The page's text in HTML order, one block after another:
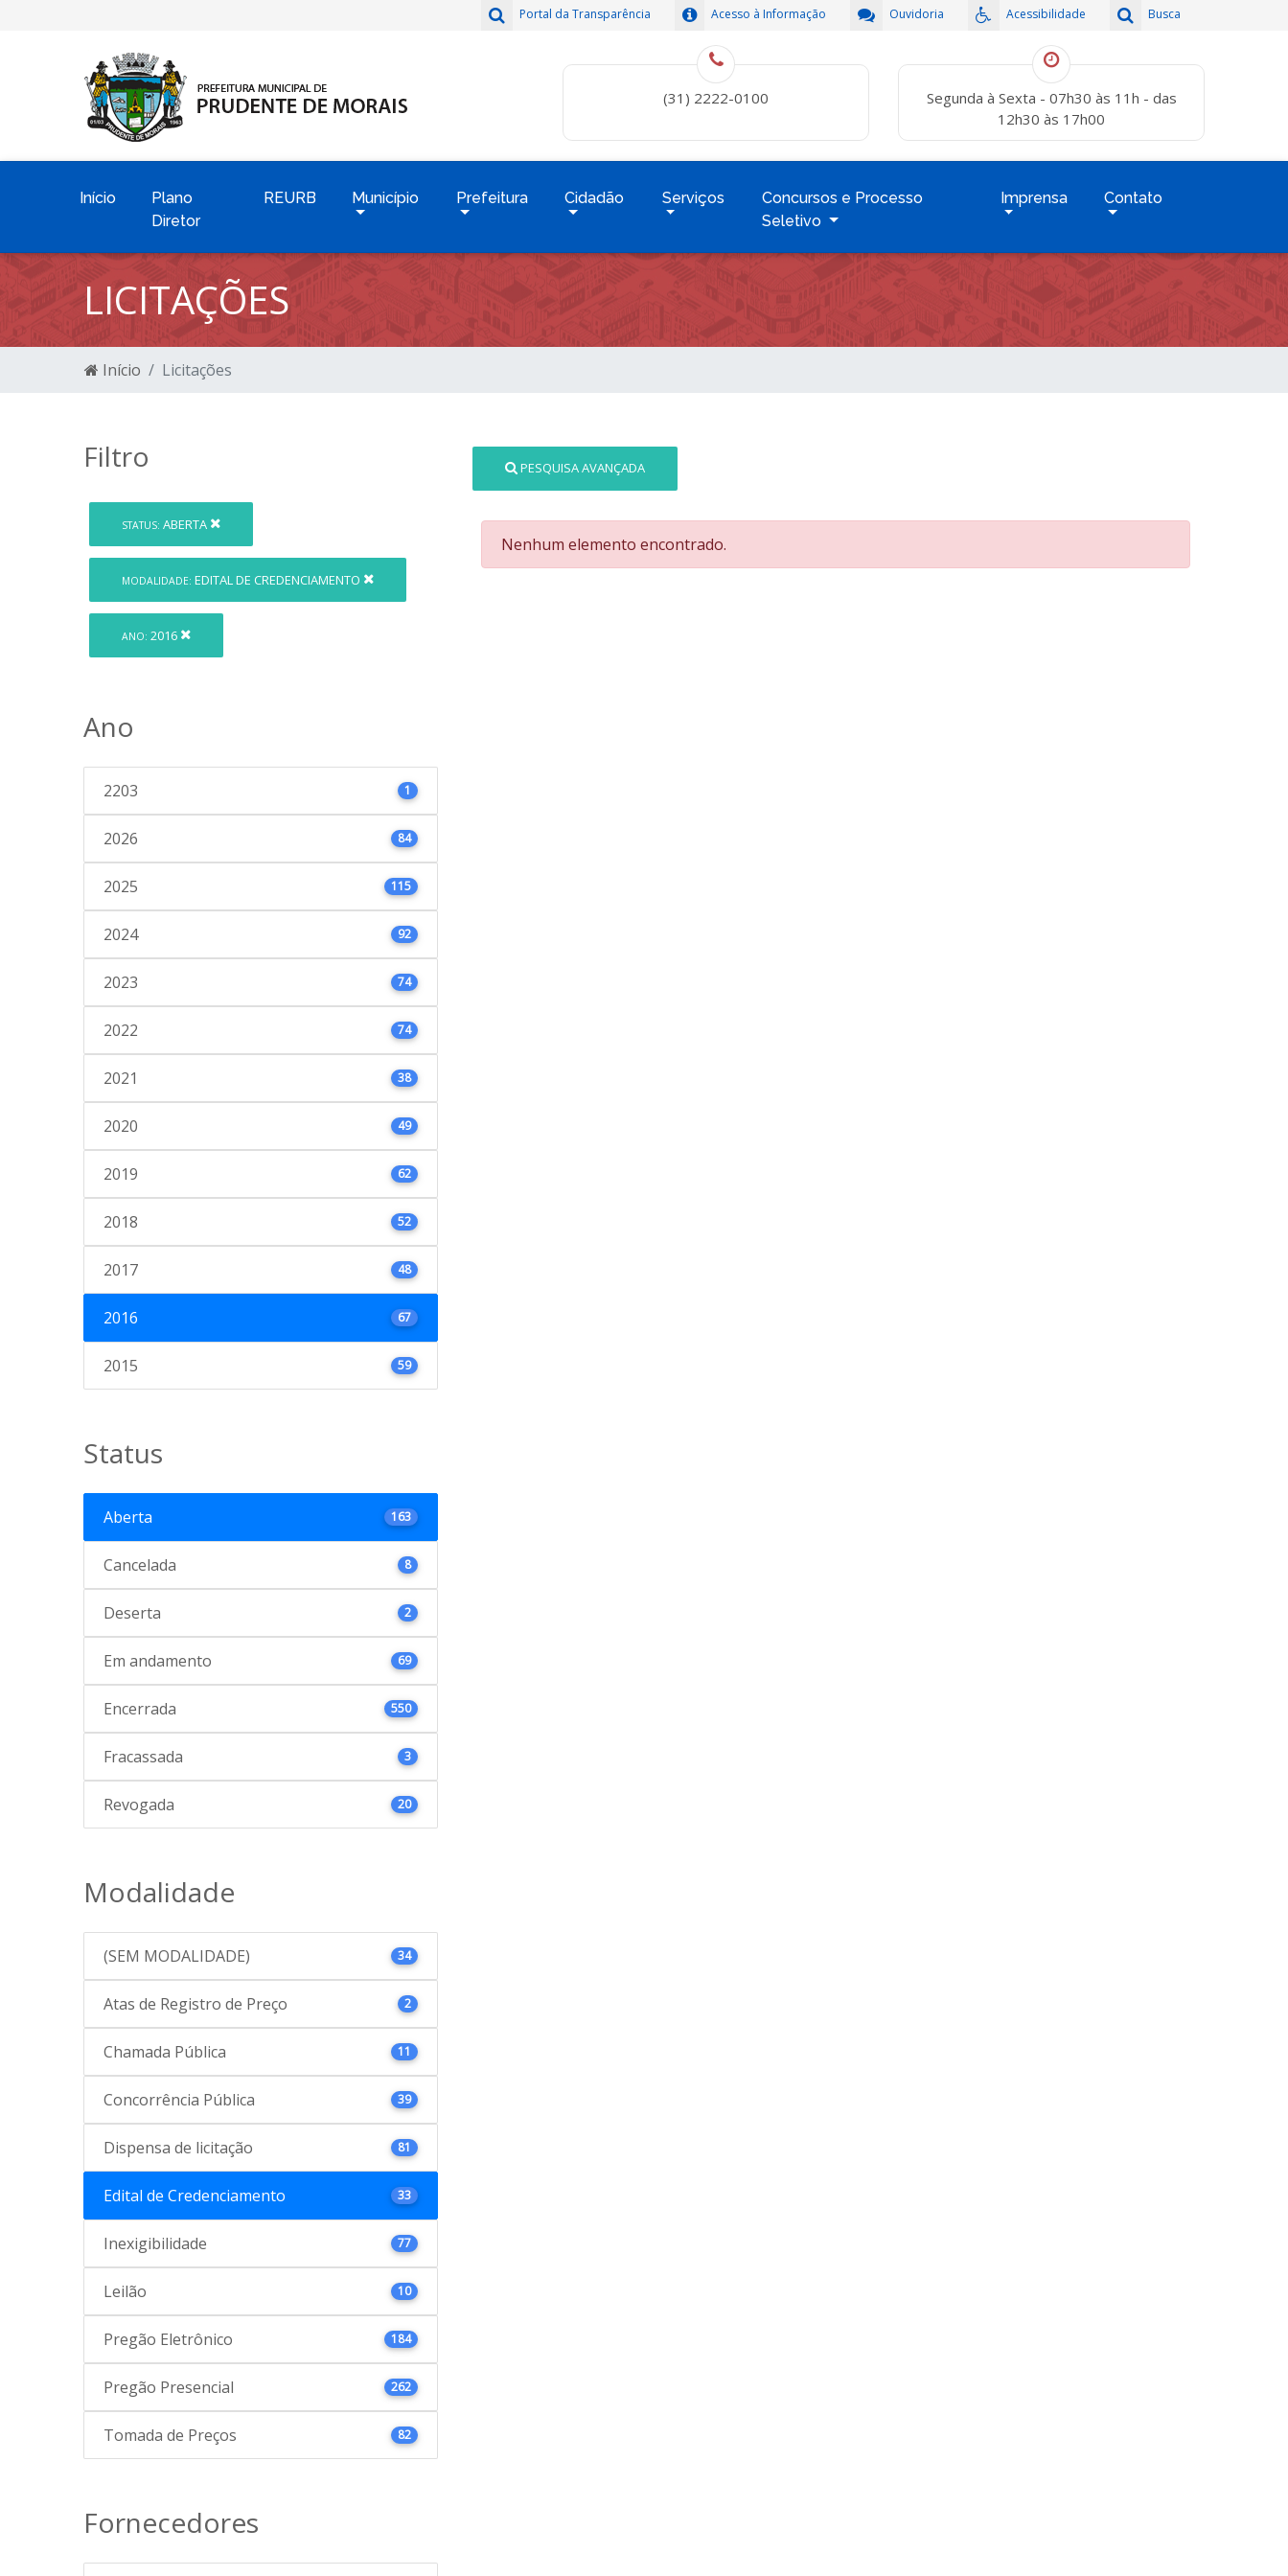
Busca
Acessibilidade
Ouvidoria
Acesso à Informação
Portal da Transparência
(31) 2222-0100
Segunda à Sexta - 07h30 às 11h - das
12h30 às 17h00
Início
Plano
Diretor
REURB Município Prefeitura Cidadão Serviços
Concursos e Processo
Seletivo
Imprensa Contato
LICITAÇÕES
Início Licitações
Filtro
STATUS: ABERTA
MODALIDADE: EDITAL DE CREDENCIAMENTO
ANO: 2016
Ano
2203 1
2026 84
2025 115
2024 92
2023 74
2022 74
2021 38
2020 49
2019 62
2018 52
2017 48
2016 67
2015 59
Status
Aberta 163
Cancelada 8
Deserta 2
Em andamento 69
Encerrada 550
Fracassada 3
Revogada 20
Modalidade
(SEM MODALIDADE) 34
Atas de Registro de Preço 2
Chamada Pública 11
Concorrência Pública 39
Dispensa de licitação 81
Edital de Credenciamento 33
Inexigibilidade 77
Leilão 10
Pregão Eletrônico 184
Pregão Presencial 262
Tomada de Preços 82
Fornecedores
PESQUISA AVANÇADA
Nenhum elemento encontrado.